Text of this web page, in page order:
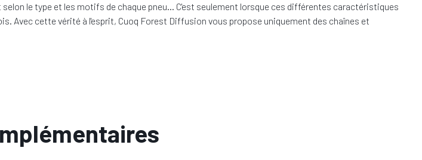
le type et les motifs de chaque pneu… C'est seulement lorsque ces différentes caractéristiques
Avec cette vérité à l'esprit, Cuoq Forest Diffusion vous propose uniquement des chaînes et